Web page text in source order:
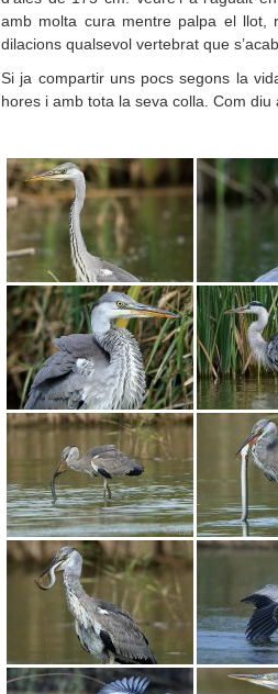
amb molta cura mentre palpa el llot,
dilacions qualsevol vertebrat que
Si ja compartir uns pocs segons la
hores i amb tota la seva colla. Com